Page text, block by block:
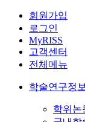
회원가입
로그인
MyRISS
고객센터
전체메뉴
학술연구정
학위논